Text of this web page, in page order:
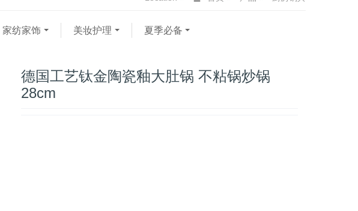
家纺家饰 美妆护理 夏季必备
德国工艺钛金陶瓷釉大肚锅 不粘锅炒锅
28cm